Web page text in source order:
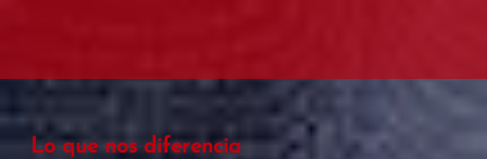
Lo que nos diferencia